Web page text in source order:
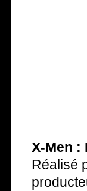
X-Men :
Réalisé